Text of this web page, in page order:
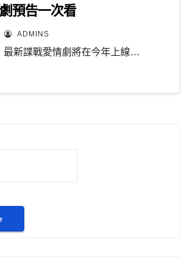
預告一次看
ADMINS
最新諜戰愛情劇將在今年上線…